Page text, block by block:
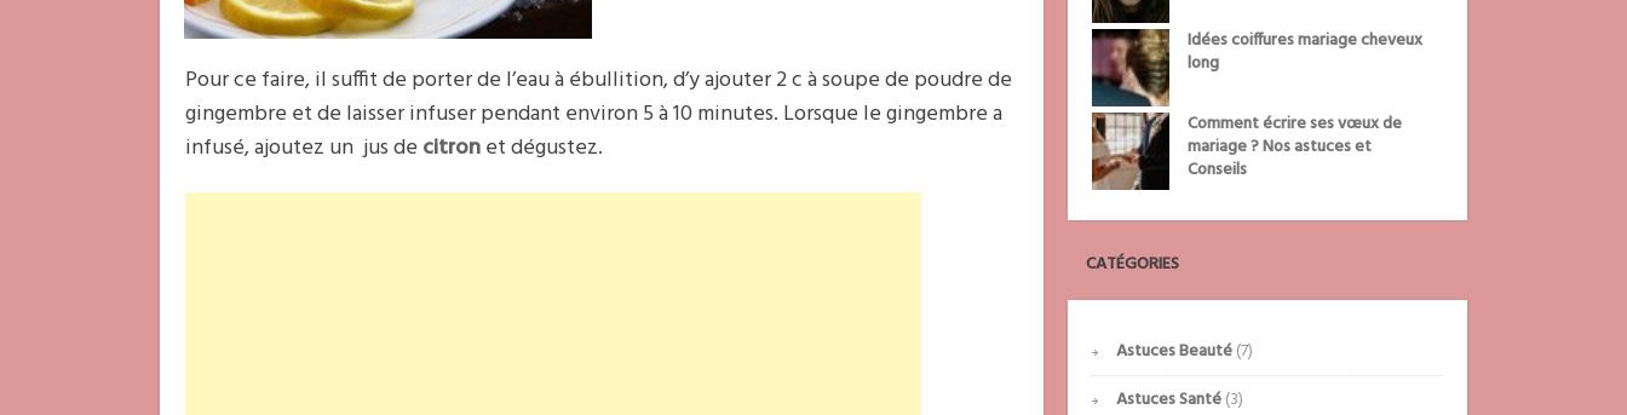
Pour ce faire, il suffit de porter de l’eau à ébullition, d’y ajouter 2 c à soupe de poudre de
gingembre et de laisser infuser pendant environ 5 à 10 minutes. Lorsque le gingembre a
infusé, ajoutez un jus de citronet dégustez.
Idées coiffures mariage cheveux
long
Comment écrire ses vœux de
mariage ? Nos astuces et
Conseils
CATÉGORIES
Astuces Beauté(7)
Astuces Santé(3)